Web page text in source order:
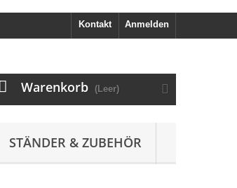
Anmelden
Kontakt
Warenkorb (Leer)
STÄNDER & ZUBEHÖR